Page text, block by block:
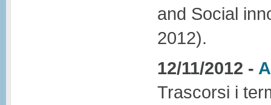
and Social
2012).
12/11/2012 -
Trascorsi i